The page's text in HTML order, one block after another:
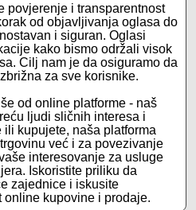
povjerenje i transparentnost
od objavljivanja oglasa do
i siguran. Oglasi
kako bismo održali visok
Cilj nam je da osiguramo da
za sve korisnike.
od online platforme - naš
ljudi sličnih interesa i
kupujete, naša platforma
već i za povezivanje
interesovanje za usluge
Iskoristite priliku da
zajednice i iskusite
online kupovine i prodaje.